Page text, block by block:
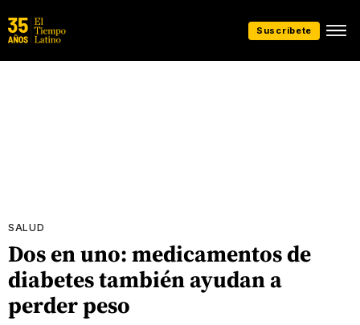
Suscríbete
SALUD
Dos en uno: medicamentos de
diabetes también ayudan a
perder peso